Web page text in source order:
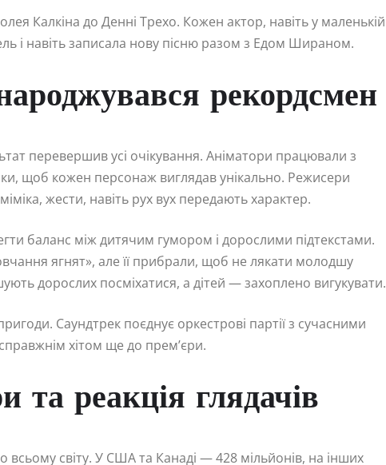
Калкіна до Денні Трехо. Кожен актор, навіть у маленькій
і навіть записала нову пісню разом з Едом Шираном.
рекордсмен
перевершив усі очікування. Аніматори працювали з
щоб кожен персонаж виглядав унікально. Режисери
жести, навіть рух вух передають характер.
баланс між дитячим гумором і дорослими підтекстами.
ягнят», але її прибрали, щоб не лякати молодшу
дорослих посміхатися, а дітей — захоплено вигукувати.
Саундтрек поєднує оркестрові партії з сучасними
хітом ще до прем’єри.
та реакція глядачів
всьому світу. У США та Канаді — 428 мільйонів, на інших